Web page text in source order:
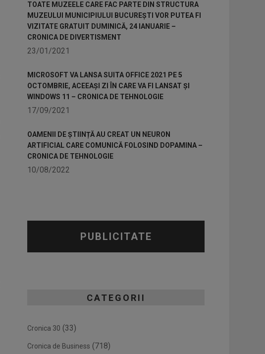
TOATE MUZEELE CARE FAC PARTE DIN STRUCTURA
MUZEULUI MUNICIPIULUI BUCUREȘTI VOR PUTEA FI
VIZITATE GRATUIT DUMINICĂ, 24 IANUARIE –
CRONICA DE DIVERTISMENT
23/01/2021
MICROSOFT VA LANSA SUITA OFFICE 2021 PE 5
OCTOMBRIE, ACEEAȘI ZI ÎN CARE VA FI LANSAT ȘI
WINDOWS 11 – CRONICA DE TEHNOLOGIE
17/09/2021
OAMENII DE ȘTIINȚĂ AU CREAT UN NEURON
ARTIFICIAL CARE COMUNICĂ FOLOSIND DOPAMINA –
CRONICA DE TEHNOLOGIE
10/08/2022
PUBLICITATE
CATEGORII
Cronica 30 (33)
Cronica de Business (718)